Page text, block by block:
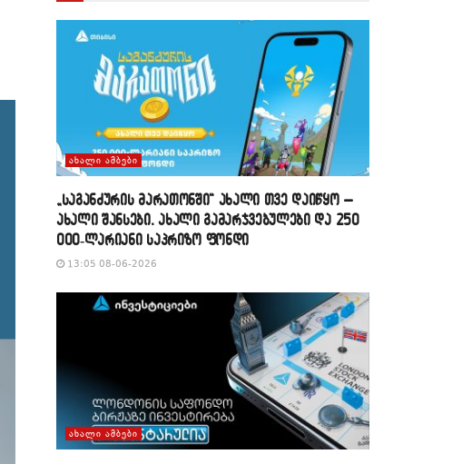
ᲐᲮᲐᲚᲘ ᲐᲛᲑᲔᲑᲘ
„საგანძურის მარათონში“ ახალი თვე დაიწყო –
ახალი შანსები, ახალი გამარჯვებულები და 250
000-ლარიანი საპრიზო ფონდი
13:05 08-06-2026
ᲐᲮᲐᲚᲘ ᲐᲛᲑᲔᲑᲘ